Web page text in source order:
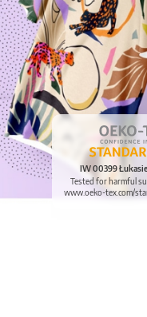
IW 00399
Tested for harmful
www.oeko-tex.com/